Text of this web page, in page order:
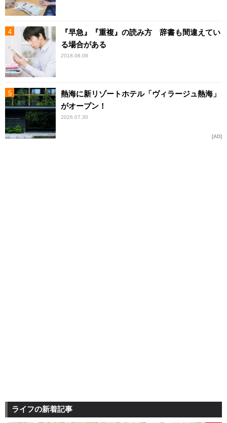
『早急』『重複』の読み方 辞書も間違えてい
る場合がある
2018.08.08
熱海に新リゾートホテル「ヴィラージュ熱海」
がオープン！
2026.07.30
AD
ライフの新着記事